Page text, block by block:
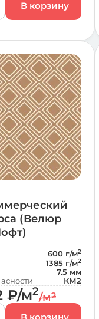
(Велюр
600 г/м2
1385 г/м2
7.5 мм
КМ2
₽/м2/м2